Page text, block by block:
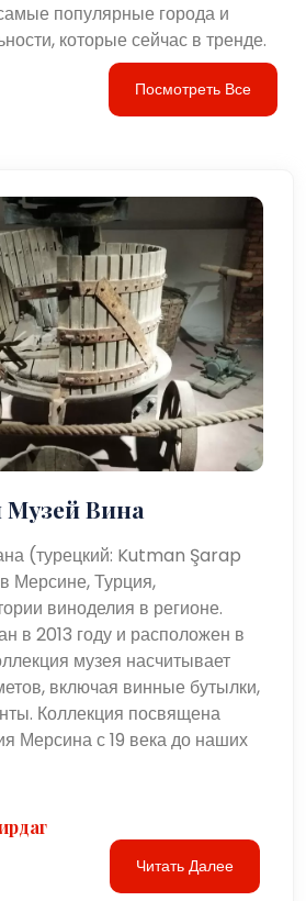
популярные города и
которые сейчас в тренде.
Посмотреть Все
Вина
(турецкий: Kutman Şarap
Мерсине, Турция,
виноделия в регионе.
в 2013 году и расположен в
музея насчитывает
включая винные бутылки,
Коллекция посвящена
Мерсина с 19 века до наших
Читать Далее